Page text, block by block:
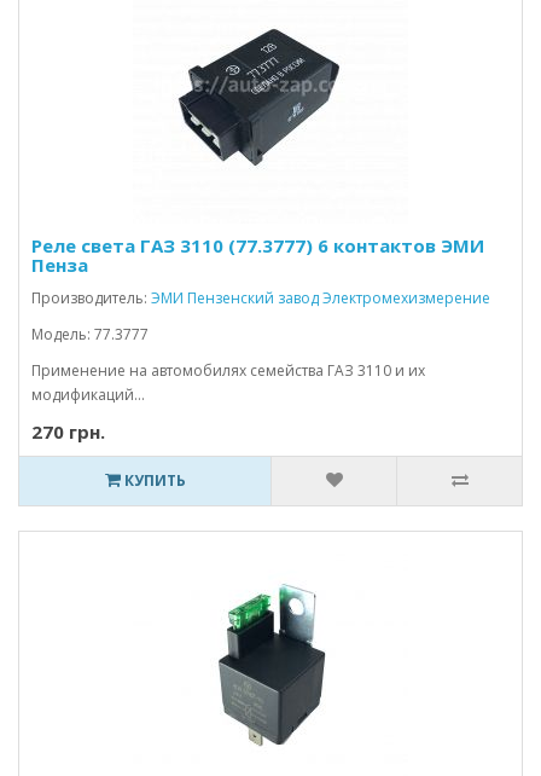
Реле света ГАЗ 3110 (77.3777) 6 контактов ЭМИ
Пенза
Производитель: ЭМИ Пензенский завод Электромехизмерение
Модель: 77.3777
Применение на автомобилях семейства ГАЗ 3110 и их
модификаций...
270 грн.
КУПИТЬ